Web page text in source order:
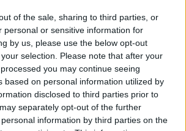
of the sale, sharing to third parties, or
personal or sensitive information for
by us, please use the below opt-out
selection. Please note that after your
you may continue seeing
based on personal information utilized by
disclosed to third parties prior to
separately opt-out of the further
information by third parties on the
05., szerda
kombájn és a